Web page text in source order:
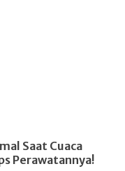
Saat Cuaca
Perawatannya!